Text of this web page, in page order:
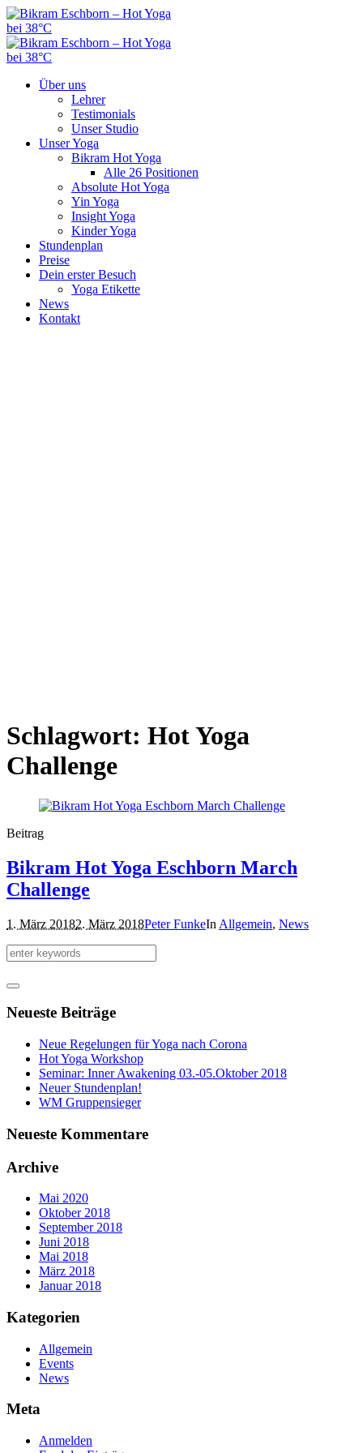
Über uns
Lehrer
Testimonials
Unser Studio
Unser Yoga
Bikram Hot Yoga
Alle 26 Positionen
Absolute Hot Yoga
Yin Yoga
Insight Yoga
Kinder Yoga
Stundenplan
Preise
Dein erster Besuch
Yoga Etikette
News
Kontakt
Schlagwort: Hot Yoga
Challenge
Beitrag
Bikram Hot Yoga Eschborn March
Challenge
1. März 20182. März 2018Peter FunkeIn Allgemein, News
Neueste Beiträge
Neue Regelungen für Yoga nach Corona
Hot Yoga Workshop
Seminar: Inner Awakening 03.-05.Oktober 2018
Neuer Stundenplan!
WM Gruppensieger
Neueste Kommentare
Archive
Mai 2020
Oktober 2018
September 2018
Juni 2018
Mai 2018
März 2018
Januar 2018
Kategorien
Allgemein
Events
News
Meta
Anmelden